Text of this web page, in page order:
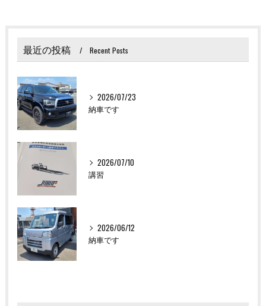
最近の投稿 Recent Posts
2026/07/23
納車です
2026/07/10
講習
2026/06/12
納車です